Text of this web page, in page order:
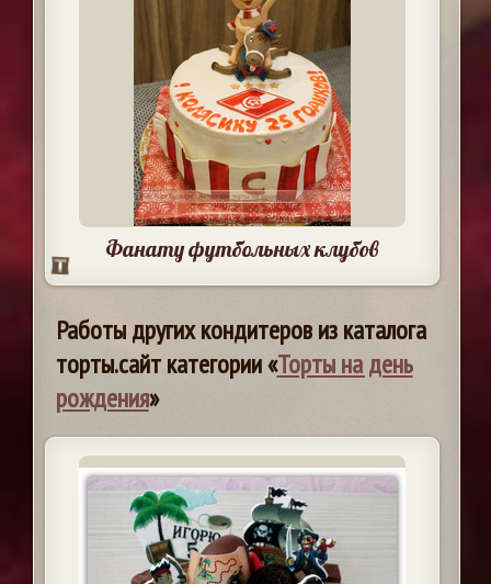
Фанату футбольных клубов
Работы других кондитеров из каталога
торты.сайт категории «Торты на день
рождения»